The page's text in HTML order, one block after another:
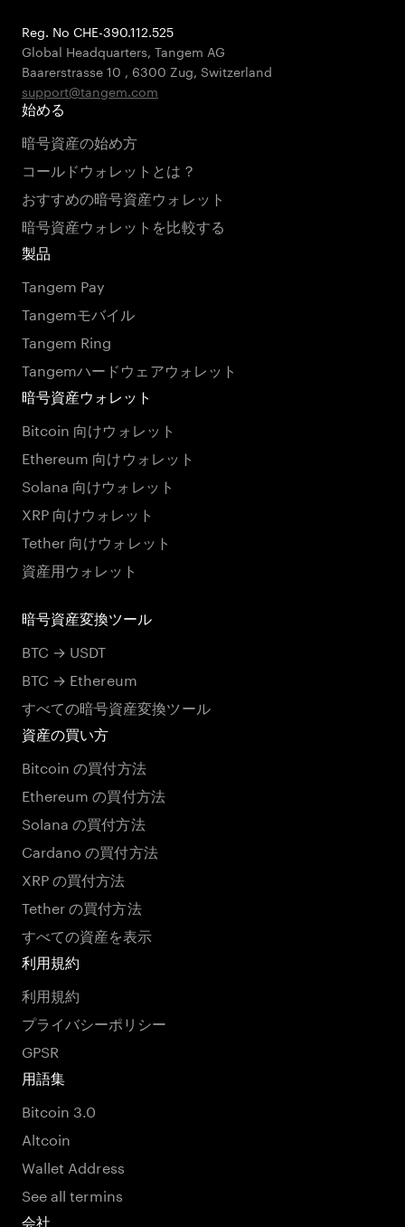
Reg. No CHE-390.112.525
Global Headquarters, Tangem AG
Baarerstrasse 10 , 6300 Zug, Switzerland
support@tangem.com
始める
暗号資産の始め方
コールドウォレットとは？
おすすめの暗号資産ウォレット
暗号資産ウォレットを比較する
製品
Tangem Pay
Tangemモバイル
Tangem Ring
Tangemハードウェアウォレット
暗号資産ウォレット
Bitcoin 向けウォレット
Ethereum 向けウォレット
Solana 向けウォレット
XRP 向けウォレット
Tether 向けウォレット
資産用ウォレット
暗号資産変換ツール
BTC → USDT
BTC → Ethereum
すべての暗号資産変換ツール
資産の買い方
Bitcoin の買付方法
Ethereum の買付方法
Solana の買付方法
Cardano の買付方法
XRP の買付方法
Tether の買付方法
すべての資産を表示
利用規約
利用規約
プライバシーポリシー
GPSR
用語集
Bitcoin 3.0
Altcoin
Wallet Address
See all termins
会社